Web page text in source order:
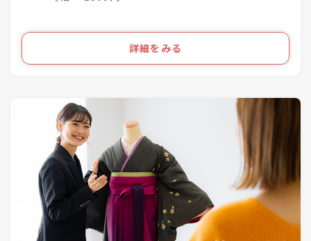
慣れてきたら、資料作成などの事務業務にチャレ
詳細をみる